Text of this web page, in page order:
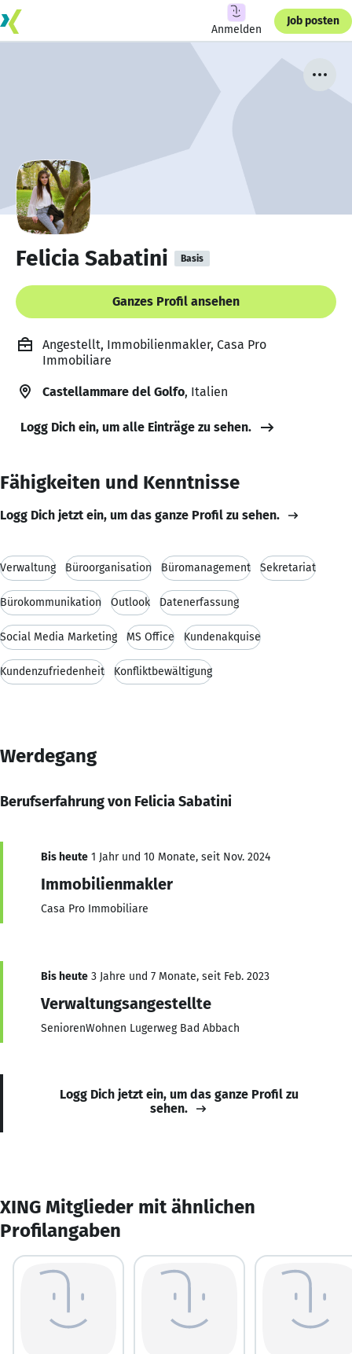
Anmelden
Job posten
Felicia Sabatini Basis
Ganzes Profil ansehen
Angestellt, Immobilienmakler, Casa Pro
Immobiliare
Castellammare del Golfo, Italien
Logg Dich ein, um alle Einträge zu sehen.
Fähigkeiten und Kenntnisse
Logg Dich jetzt ein, um das ganze Profil zu sehen.
Verwaltung Büroorganisation Büromanagement Sekretariat
Bürokommunikation Outlook Datenerfassung
Social Media Marketing MS Office Kundenakquise
Kundenzufriedenheit Konfliktbewältigung
Werdegang
Berufserfahrung von Felicia Sabatini
Bis heute 1 Jahr und 10 Monate, seit Nov. 2024
Immobilienmakler
Casa Pro Immobiliare
Bis heute 3 Jahre und 7 Monate, seit Feb. 2023
Verwaltungsangestellte
SeniorenWohnen Lugerweg Bad Abbach
Logg Dich jetzt ein, um das ganze Profil zu
sehen.
XING Mitglieder mit ähnlichen
Profilangaben